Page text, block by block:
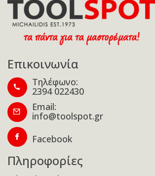
Επικοινωνία
Τηλέφωνο:
2394 022430
Email:
info@toolspot.gr
Facebook
Πληροφορίες